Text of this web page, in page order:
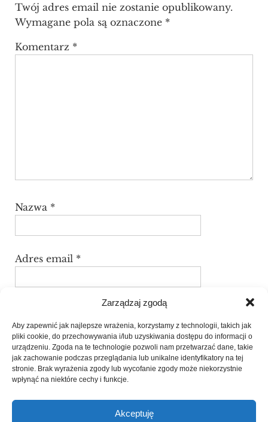
Zarządzaj zgodą
Aby zapewnić jak najlepsze wrażenia, korzystamy z technologii, takich jak
pliki cookie, do przechowywania i/lub uzyskiwania dostępu do informacji o
urządzeniu. Zgoda na te technologie pozwoli nam przetwarzać dane, takie
jak zachowanie podczas przeglądania lub unikalne identyfikatory na tej
stronie. Brak wyrażenia zgody lub wycofanie zgody może niekorzystnie
wpłynąć na niektóre cechy i funkcje.
Akceptuję
Twój adres email nie zostanie opublikowany.
Wymagane pola są oznaczone *
Komentarz *
Nazwa *
Adres email *
Witryna internetowa
Zapamiętaj moje dane w tej przeglądarce
podczas pisania kolejnych komentarzy.